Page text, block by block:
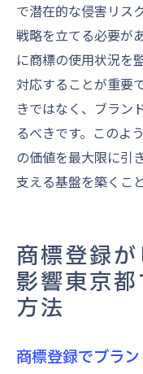
で潜在的な侵害リス
戦略を立てる必要が
に商標の使用状況を
対応することが重要
きではなく、ブラン
るべきです。このよ
の価値を最大限に引
支える基盤を築くこ
商標登録
影響東京
方法
商標登録でブラ